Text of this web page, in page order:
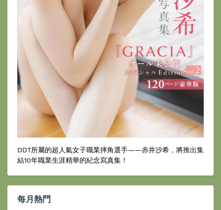
DDT所屬的超人氣女子職業摔角選手——赤井沙希，將推出集
結10年職業生涯精華的紀念寫真集！
每月熱門